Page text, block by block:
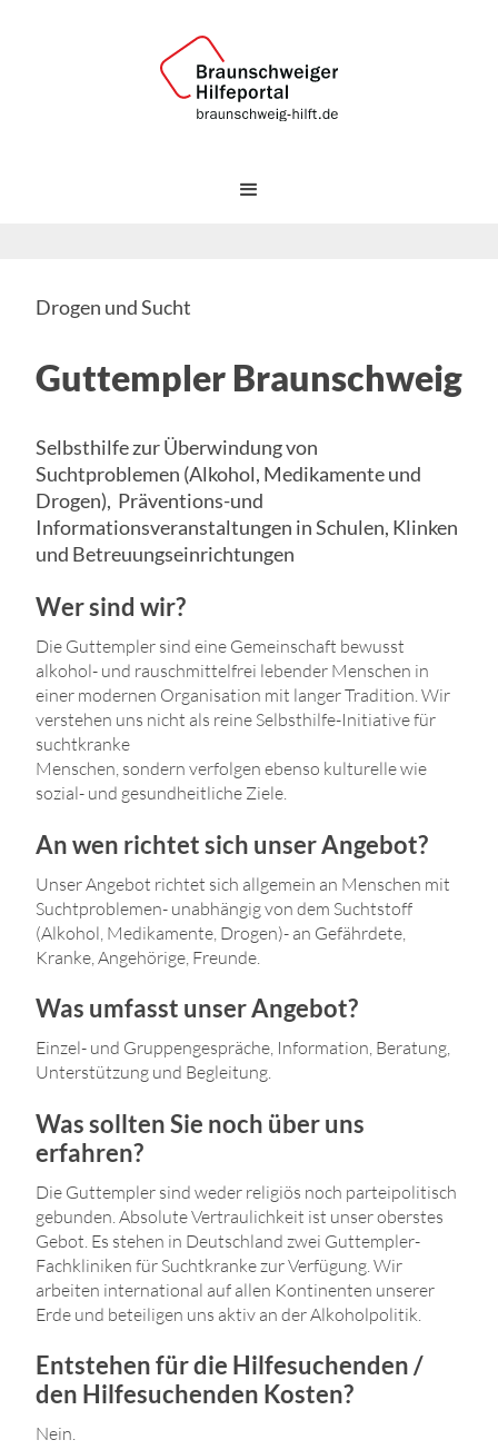
Drogen und Sucht
Guttempler Braunschweig
Selbsthilfe zur Überwindung von
Suchtproblemen (Alkohol, Medikamente und
Drogen), Präventions-und
Informationsveranstaltungen in Schulen, Klinken
und Betreuungseinrichtungen
Wer sind wir?
Die Guttempler sind eine Gemeinschaft bewusst
alkohol- und rauschmittelfrei lebender Menschen in
einer modernen Organisation mit langer Tradition. Wir
verstehen uns nicht als reine Selbsthilfe-Initiative für
suchtkranke
Menschen, sondern verfolgen ebenso kulturelle wie
sozial- und gesundheitliche Ziele.
An wen richtet sich unser Angebot?
Unser Angebot richtet sich allgemein an Menschen mit
Suchtproblemen- unabhängig von dem Suchtstoff
(Alkohol, Medikamente, Drogen)- an Gefährdete,
Kranke, Angehörige, Freunde.
Was umfasst unser Angebot?
Einzel- und Gruppengespräche, Information, Beratung,
Unterstützung und Begleitung.
Was sollten Sie noch über uns
erfahren?
Die Guttempler sind weder religiös noch parteipolitisch
gebunden. Absolute Vertraulichkeit ist unser oberstes
Gebot. Es stehen in Deutschland zwei Guttempler-
Fachkliniken für Suchtkranke zur Verfügung. Wir
arbeiten international auf allen Kontinenten unserer
Erde und beteiligen uns aktiv an der Alkoholpolitik.
Entstehen für die Hilfesuchenden /
den Hilfesuchenden Kosten?
Nein.